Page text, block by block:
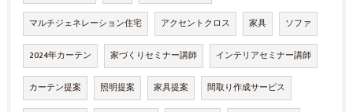
マルチジェネレーション住宅 アクセントクロス 家具 ソファ
2024年カーテン 家づくりセミナー講師 インテリアセミナー講師
カーテン提案 照明提案 家具提案 間取り作成サービス